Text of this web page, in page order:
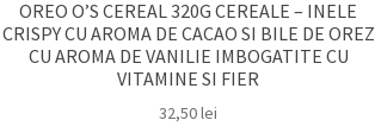
OREO O’S CEREAL 320G CEREALE – INELE
CRISPY CU AROMA DE CACAO SI BILE DE OREZ
CU AROMA DE VANILIE IMBOGATITE CU
VITAMINE SI FIER
32,50lei